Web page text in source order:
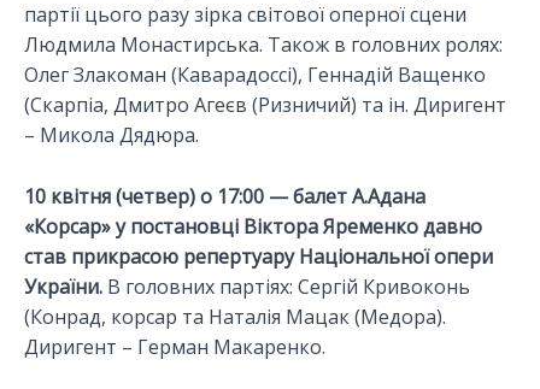
партії цього разу зірка світової оперної сцени
Людмила Монастирська. Також в головних ролях:
Олег Злакоман (Каварадоссі), Геннадій Ващенко
(Скарпіа, Дмитро Агеєв (Ризничий) та ін. Диригент
– Микола Дядюра.
10 квітня (четвер) о 17:00 — балет А.Адана
«Корсар» у постановці Віктора Яременко давно
став прикрасою репертуару Національної опери
України. В головних партіях: Сергій Кривоконь
(Конрад, корсар та Наталія Мацак (Медора).
Диригент – Герман Макаренко.